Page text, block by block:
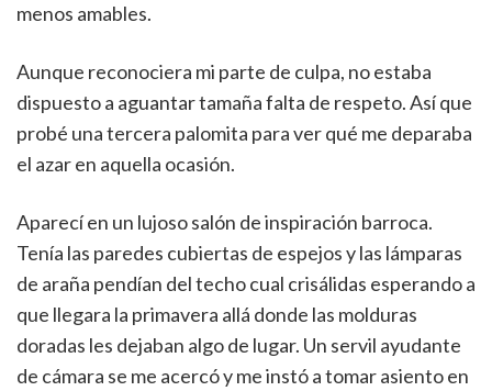
menos amables.
Aunque reconociera mi parte de culpa, no estaba
dispuesto a aguantar tamaña falta de respeto. Así que
probé una tercera palomita para ver qué me deparaba
el azar en aquella ocasión.
Aparecí en un lujoso salón de inspiración barroca.
Tenía las paredes cubiertas de espejos y las lámparas
de araña pendían del techo cual crisálidas esperando a
que llegara la primavera allá donde las molduras
doradas les dejaban algo de lugar. Un servil ayudante
de cámara se me acercó y me instó a tomar asiento en